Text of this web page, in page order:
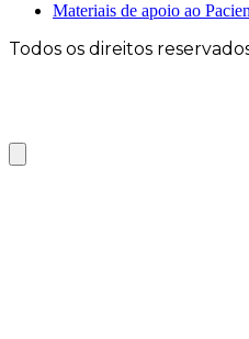
Materiais de apoio ao
Todos os direitos